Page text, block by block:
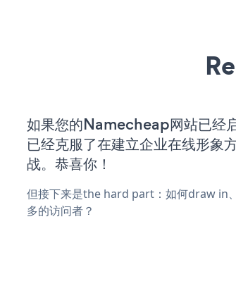
如果您的Namecheap网站已经
已经克服了在建立企业在线形象
战。恭喜你！
但接下来是the hard part：如何draw in
多的访问者？